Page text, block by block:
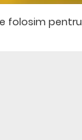
folosim